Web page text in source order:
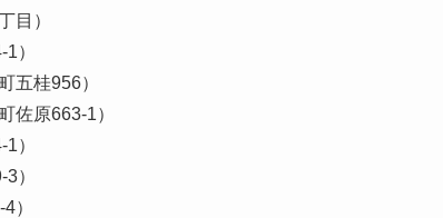
目）
）
五桂956）
佐原663-1）
）
）
）